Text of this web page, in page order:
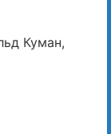
Куман,